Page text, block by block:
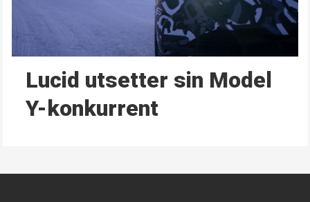
Lucid utsetter sin Model
Y-konkurrent